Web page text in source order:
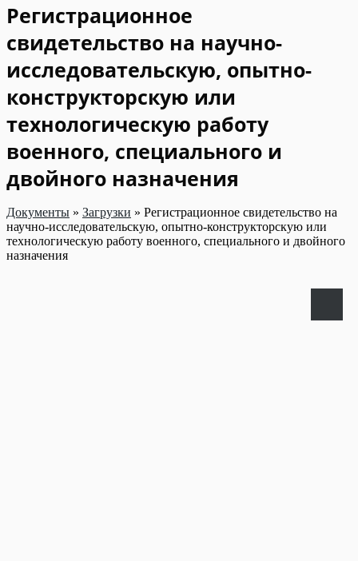
Регистрационное
свидетельство на научно-
исследовательскую, опытно-
конструкторскую или
технологическую работу
военного, специального и
двойного назначения
Документы » Загрузки » Регистрационное свидетельство на
научно-исследовательскую, опытно-конструкторскую или
технологическую работу военного, специального и двойного
назначения